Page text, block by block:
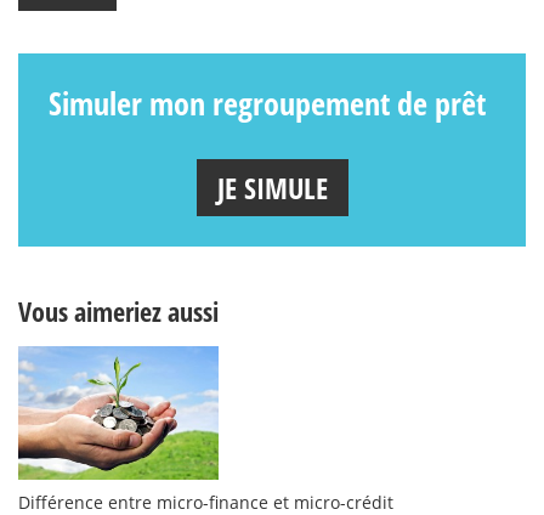
Simuler mon regroupement de prêt
JE SIMULE
Vous aimeriez aussi
Différence entre micro-finance et micro-crédit